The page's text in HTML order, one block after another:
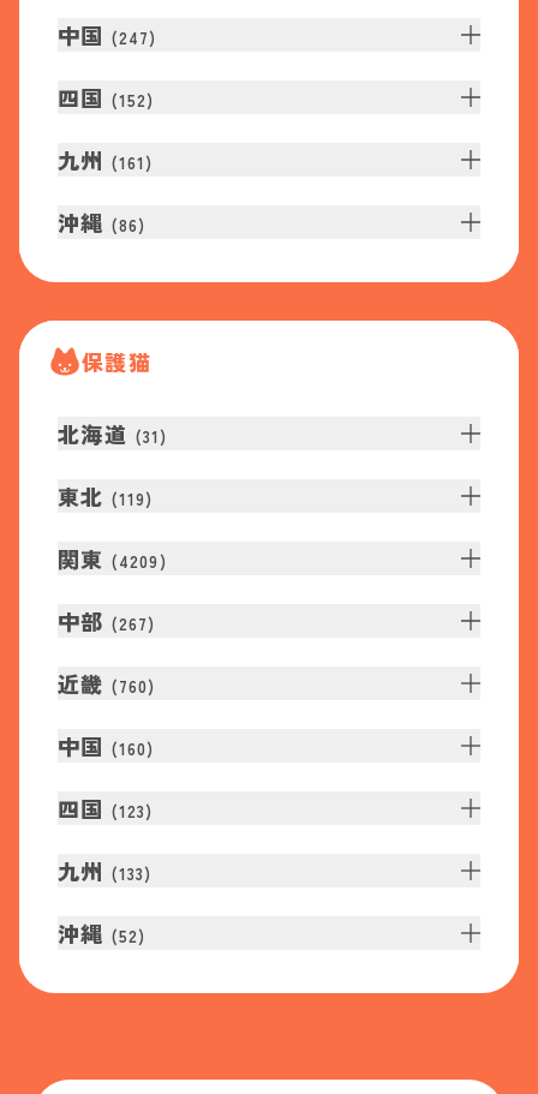
中国 (247)
四国 (152)
九州 (161 )
沖縄 (86)
保護猫
北海道 (31 )
東北 (119)
関東 (4209 )
中部 (267)
近畿 (760)
中国 (160)
四国 (123)
九州 (133)
沖縄 (52)